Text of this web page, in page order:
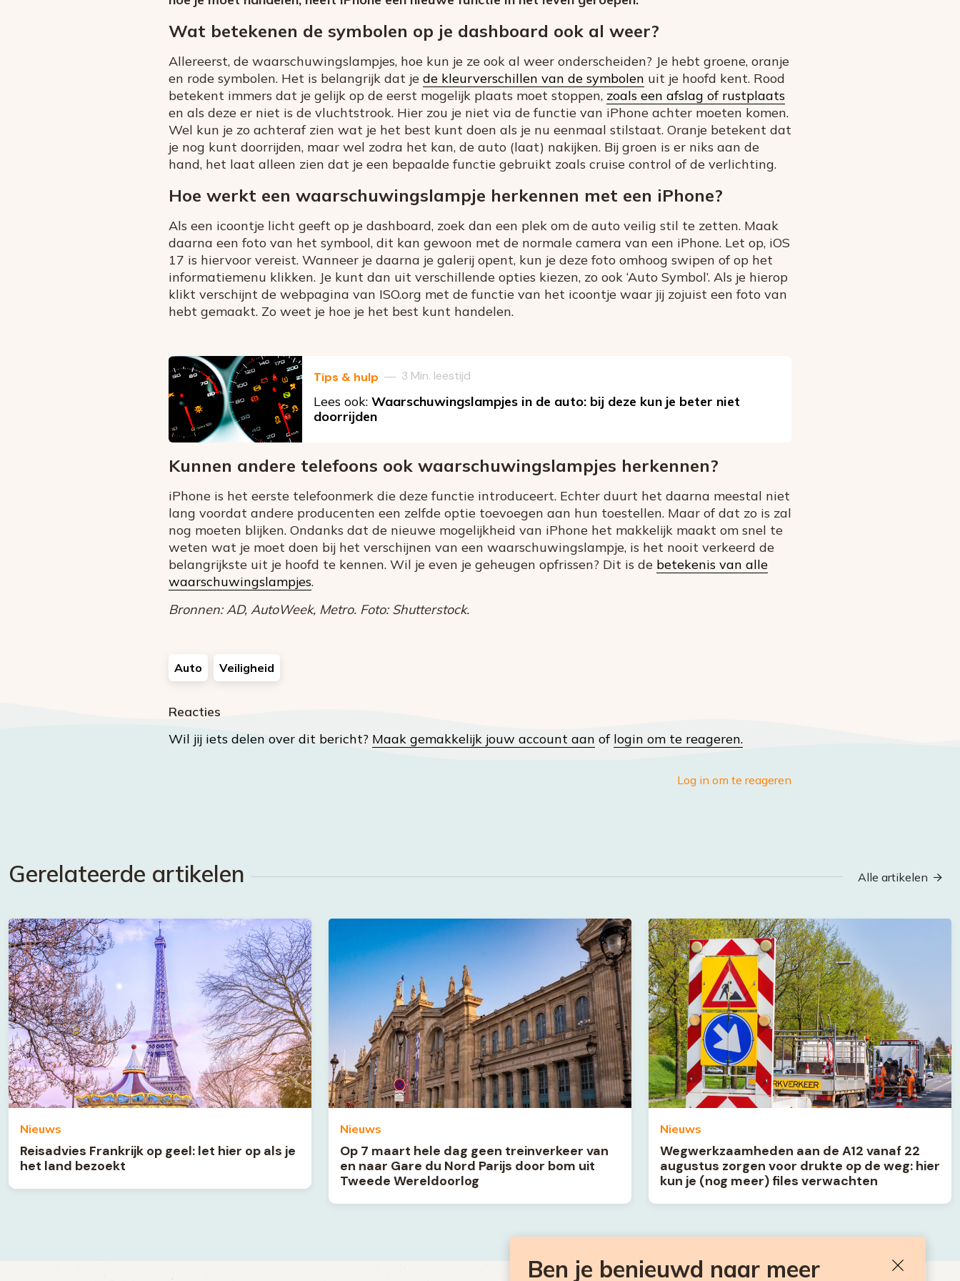
Wat betekenen de symbolen op je dashboard ook al weer?
Allereerst, de waarschuwingslampjes, hoe kun je ze ook al weer onderscheiden? Je hebt groene, oranje
en rode symbolen. Het is belangrijk dat je de kleurverschillen van de symbolen uit je hoofd kent. Rood
betekent immers dat je gelijk op de eerst mogelijk plaats moet stoppen, zoals een afslag of rustplaats
en als deze er niet is de vluchtstrook. Hier zou je niet via de functie van iPhone achter moeten komen.
Wel kun je zo achteraf zien wat je het best kunt doen als je nu eenmaal stilstaat. Oranje betekent dat
je nog kunt doorrijden, maar wel zodra het kan, de auto (laat) nakijken. Bij groen is er niks aan de
hand, het laat alleen zien dat je een bepaalde functie gebruikt zoals cruise control of de verlichting.
Hoe werkt een waarschuwingslampje herkennen met een iPhone?
Als een icoontje licht geeft op je dashboard, zoek dan een plek om de auto veilig stil te zetten. Maak
daarna een foto van het symbool, dit kan gewoon met de normale camera van een iPhone. Let op, iOS
17 is hiervoor vereist. Wanneer je daarna je galerij opent, kun je deze foto omhoog swipen of op het
informatiemenu klikken. Je kunt dan uit verschillende opties kiezen, zo ook ‘Auto Symbol’. Als je hierop
klikt verschijnt de webpagina van ISO.org met de functie van het icoontje waar jij zojuist een foto van
hebt gemaakt. Zo weet je hoe je het best kunt handelen.
Tips & hulp — 3 Min. leestijd
Lees ook: Waarschuwingslampjes in de auto: bij deze kun je beter niet
doorrijden
Kunnen andere telefoons ook waarschuwingslampjes herkennen?
iPhone is het eerste telefoonmerk die deze functie introduceert. Echter duurt het daarna meestal niet
lang voordat andere producenten een zelfde optie toevoegen aan hun toestellen. Maar of dat zo is zal
nog moeten blijken. Ondanks dat de nieuwe mogelijkheid van iPhone het makkelijk maakt om snel te
weten wat je moet doen bij het verschijnen van een waarschuwingslampje, is het nooit verkeerd de
belangrijkste uit je hoofd te kennen. Wil je even je geheugen opfrissen? Dit is de betekenis van alle
waarschuwingslampjes.
Bronnen: AD, AutoWeek, Metro. Foto: Shutterstock.
Auto Veiligheid
Reacties
Wil jij iets delen over dit bericht? Maak gemakkelijk jouw account aan of login om te reageren.
Log in om te reageren
Gerelateerde artikelen Alle artikelen
Nieuws
Reisadvies Frankrijk op geel: let hier op als je
het land bezoekt
Nieuws
Op 7 maart hele dag geen treinverkeer van
en naar Gare du Nord Parijs door bom uit
Tweede Wereldoorlog
Nieuws
Wegwerkzaamheden aan de A12 vanaf 22
augustus zorgen voor drukte op de weg: hier
kun je (nog meer) files verwachten
Ben je benieuwd naar meer